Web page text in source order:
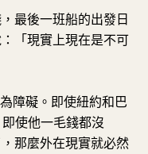
最後一班船的出發日
「現實上現在是不可
障礙。即使紐約和巴
使他一毛錢都沒
那麼外在現實就必然